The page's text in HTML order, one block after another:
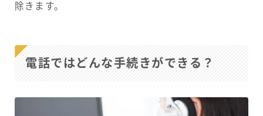
除きます。
電話ではどんな手続きができる？